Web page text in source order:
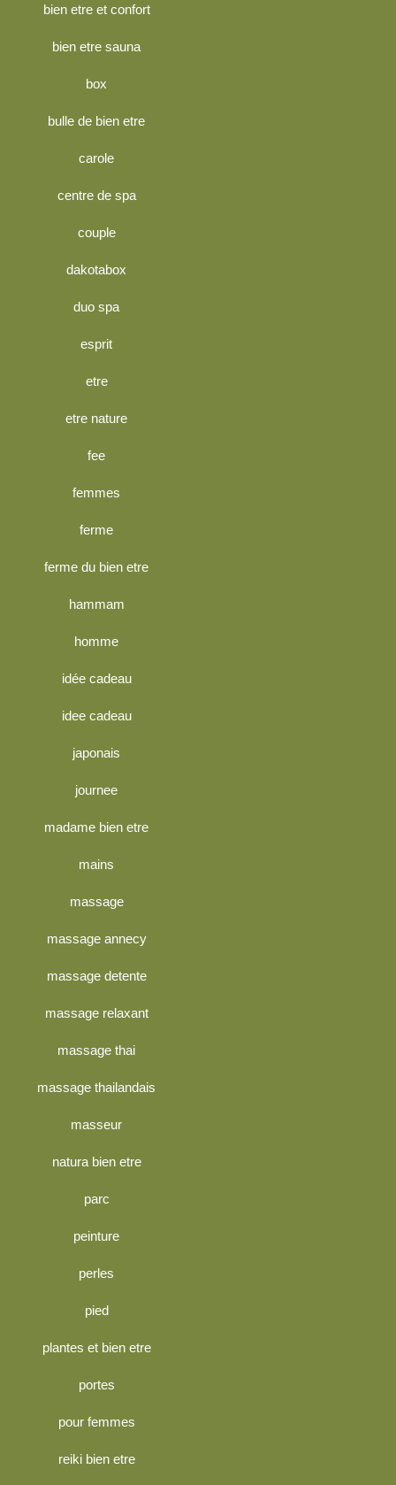
bien etre et confort
bien etre sauna
box
bulle de bien etre
carole
centre de spa
couple
dakotabox
duo spa
esprit
etre
etre nature
fee
femmes
ferme
ferme du bien etre
hammam
homme
idée cadeau
idee cadeau
japonais
journee
madame bien etre
mains
massage
massage annecy
massage detente
massage relaxant
massage thai
massage thailandais
masseur
natura bien etre
parc
peinture
perles
pied
plantes et bien etre
portes
pour femmes
reiki bien etre